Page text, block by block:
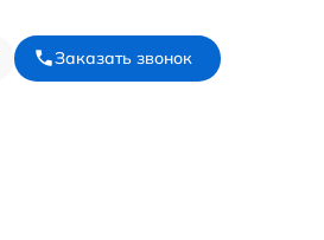
Заказать звонок